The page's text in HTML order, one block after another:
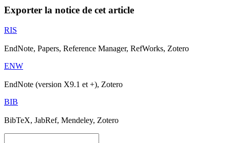
Exporter la notice de cet article
RIS
EndNote, Papers, Reference Manager, RefWorks, Zotero
ENW
EndNote (version X9.1 et +), Zotero
BIB
BibTeX, JabRef, Mendeley, Zotero